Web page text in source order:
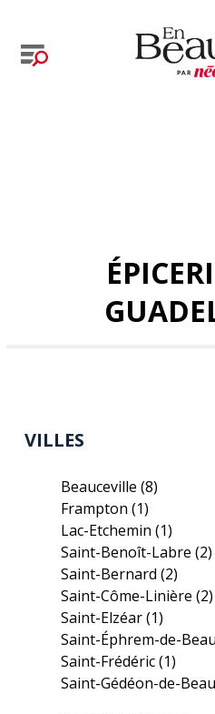
VILLES
Beauceville(8)
Frampton(1)
Lac-Etchemin(1)
Saint-Benoît-Labre(2)
Saint-Bernard(2)
Saint-Côme-Linière(2)
Saint-Elzéar(1)
Saint-Éphrem-de-
Saint-Frédéric(1)
Saint-Gédéon-de-